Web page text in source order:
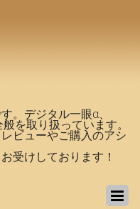
。デジタル一眼α、
を取り扱っています。
ビューやご購入のアシ
受けしております！